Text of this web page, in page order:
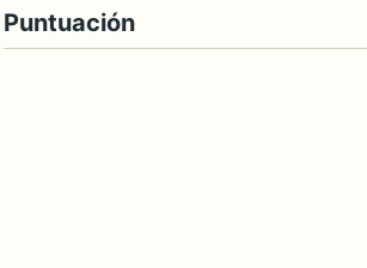
Puntuación